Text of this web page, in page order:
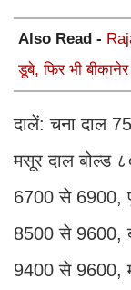
Also Read -
डूबे, फिर भी
दालें: चना दाल
मसूर दाल बोल्ड
6700 से 6900,
8500 से 9600,
9400 से 9600,